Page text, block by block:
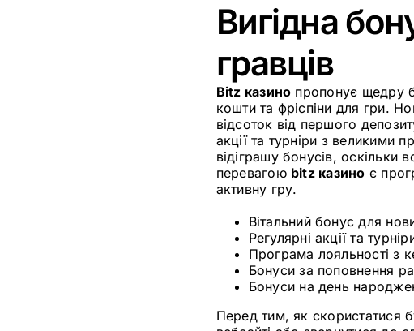
Вигідна
гравців
Bitz казино пропонує щедру
кошти та фріспіни для гри.
відсоток від першого
акції та турніри з великими
відіграшу бонусів, оскільки
перевагою bitz казино є
активну гру.
Вітальний бонус для
Регулярні акції та
Програма лояльності з
Бонуси за поповнення
Бонуси на день
Перед тим, як скористатися